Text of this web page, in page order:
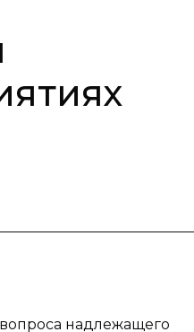
надлежащего